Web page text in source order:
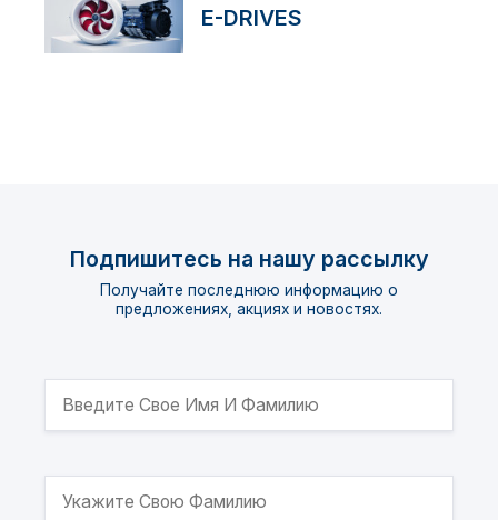
E-DRIVES
Подпишитесь на нашу рассылку
Получайте последнюю информацию о
предложениях, акциях и новостях.